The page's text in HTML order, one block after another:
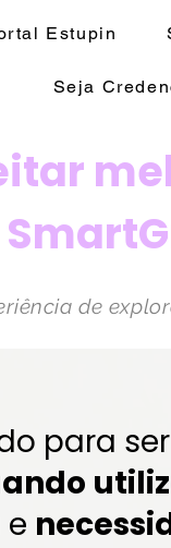
Estupin
Seja
de
para